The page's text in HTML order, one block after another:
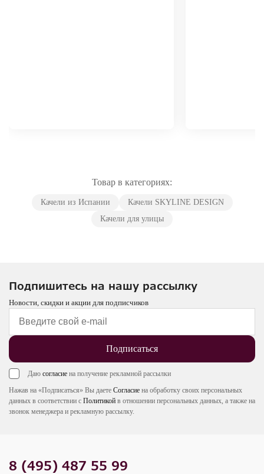
Товар в категориях:
Качели из Испании
Качели SKYLINE DESIGN
Качели для улицы
Подпишитесь на нашу рассылку
Новости, скидки и акции для подписчиков
Подписаться
Даю согласие на получение рекламной рассылки
Нажав на «Подписаться» Вы даете Согласие на обработку своих персональных
данных в соответствии с Политикой в отношении персональных данных, а также на
звонок менеджера и рекламную рассылку.
8 (495) 487 55 99